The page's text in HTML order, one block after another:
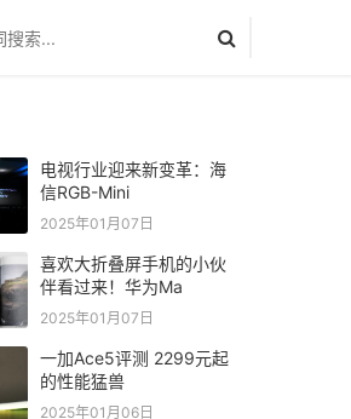
电视行业迎来新变革：海
信RGB-Mini
2025年01月07日
喜欢大折叠屏手机的小伙
伴看过来！华为Ma
2025年01月07日
一加Ace5评测 2299元起
的性能猛兽
2025年01月06日